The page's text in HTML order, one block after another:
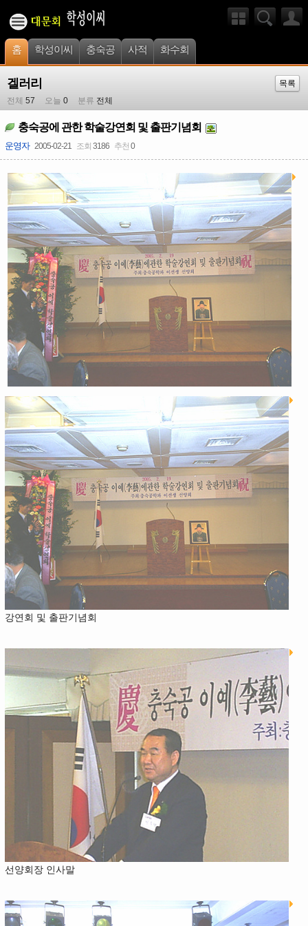
홈 학성이씨 충숙공 사적 화수회
겔러리
목록
전체 57 오늘 0 분류 전체
충숙공에 관한 학술강연회 및 출판기념회
운영자 2005-02-21 조회 3186 추천 0
강연회 및 출판기념회
선양회장 인사말